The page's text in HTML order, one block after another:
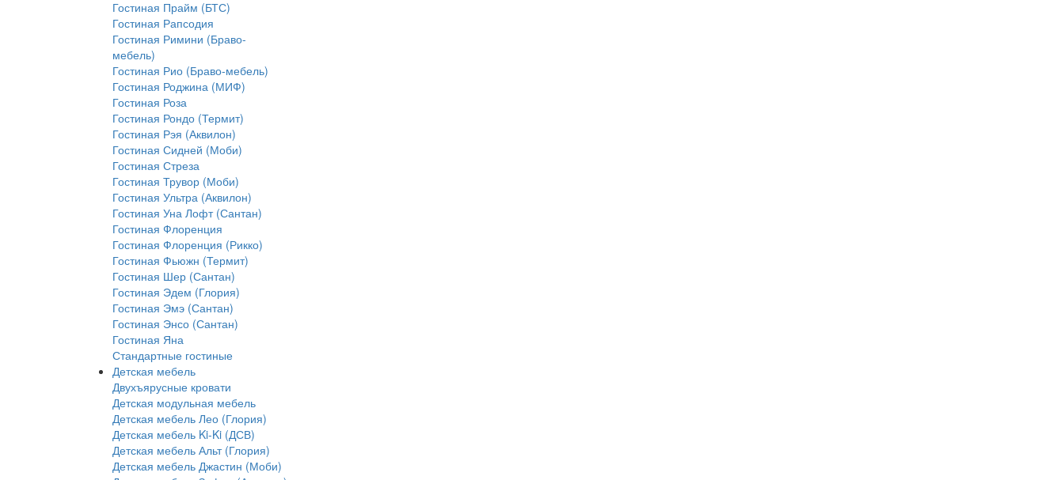
Гостиная Прайм (БТС)
Гостиная Рапсодия
Гостиная Римини (Браво-
мебель)
Гостиная Рио (Браво-мебель)
Гостиная Роджина (МИФ)
Гостиная Роза
Гостиная Рондо (Термит)
Гостиная Рэя (Аквилон)
Гостиная Сидней (Моби)
Гостиная Стреза
Гостиная Трувор (Моби)
Гостиная Ультра (Аквилон)
Гостиная Уна Лофт (Сантан)
Гостиная Флоренция
Гостиная Флоренция (Рикко)
Гостиная Фьюжн (Термит)
Гостиная Шер (Сантан)
Гостиная Эдем (Глория)
Гостиная Эмэ (Сантан)
Гостиная Энсо (Сантан)
Гостиная Яна
Стандартные гостиные
Детская мебель
Двухъярусные кровати
Детская модульная мебель
Детская мебель Лео (Глория)
Детская мебель Ki-Ki (ДСВ)
Детская мебель Альт (Глория)
Детская мебель Джастин (Моби)